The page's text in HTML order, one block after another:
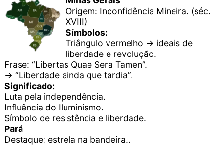
Origem: Inconfidência Mineira. (séc.
XVIII)
Símbolos:
Triângulo vermelho → ideais de
liberdade e revolução.
Frase: “Libertas Quae Sera Tamen”.
→ “Liberdade ainda que tardia”.
Significado:
Luta pela independência.
Influência do Iluminismo.
Símbolo de resistência e liberdade.
Pará
Destaque: estrela na bandeira..